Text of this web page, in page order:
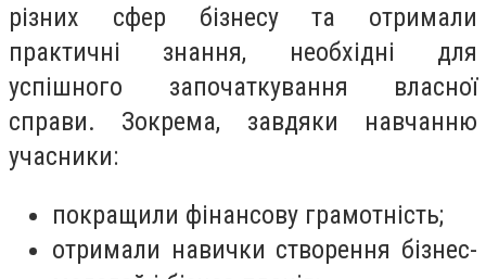
різних сфер бізнесу та отримали
практичні знання, необхідні для
успішного започаткування власної
справи. Зокрема, завдяки навчанню
учасники:
покращили фінансову грамотність;
отримали навички створення бізнес-